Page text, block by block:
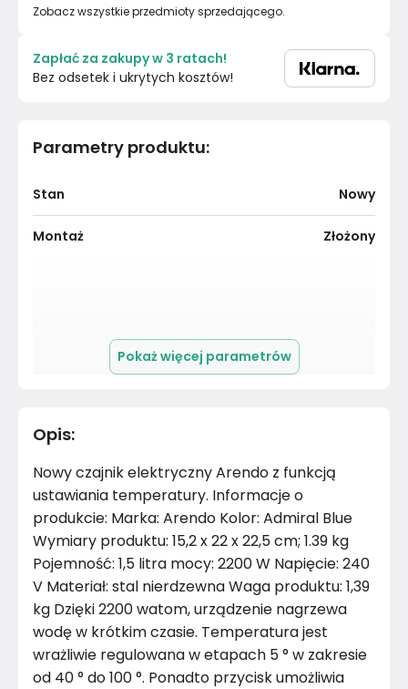
Parametry produktu:
Stan Nowy
Montaż Złożony
Pokaż więcej parametrów
Opis:
Nowy czajnik elektryczny Arendo z funkcją
ustawiania temperatury. Informacje o
produkcie: Marka: Arendo Kolor: Admiral Blue
Wymiary produktu: 15,2 x 22 x 22,5 cm; 1.39 kg
Pojemność: 1,5 litra mocy: 2200 W Napięcie: 240
V Materiał: stal nierdzewna Waga produktu: 1,39
kg Dzięki 2200 watom, urządzenie nagrzewa
wodę w krótkim czasie. Temperatura jest
wrażliwie regulowana w etapach 5 ° w zakresie
od 40 ° do 100 °. Ponadto przycisk umożliwia
Zobacz wszystkie przedmioty sprzedającego.
Zapłać za zakupy w 3 ratach!
Bez odsetek i ukrytych kosztów!